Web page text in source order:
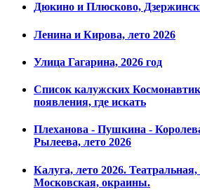
Дюкино и Плюсково,
Ленина и Кирова, лето 2026
Улица Гагарина, 2026 год
Список калужских
появления, где искать
Плеханова - Пушкина -
Рылеева, лето 2026
Калуга, лето 2026.
Московская, окраины.